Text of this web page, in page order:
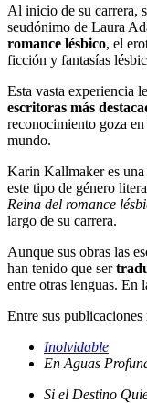
Al inicio de su carrera,
seudónimo de Laura
romance lésbico, el
ficción y fantasías
Esta vasta experiencia
escritoras más
reconocimiento goza
mundo.
Karin Kallmaker es una
este tipo de género
Reina del romance
largo de su carrera.
Aunque sus obras las
han tenido que ser
entre otras lenguas. En
Entre sus publicaciones
Inolvidable
En Aguas
Si el Destino